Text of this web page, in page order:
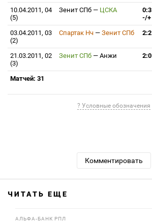
10.04.2011, 04
(5)
Зенит СПб — ЦСКА
0:3
-/+
03.04.2011, 03
(2)
Спартак Нч — Зенит СПб 2:2
21.03.2011, 02
(3)
Зенит СПб — Анжи 2:0
Матчей: 31
? Условные обозначения
Комментировать
ЧИТАТЬ ЕЩЕ
АЛЬФА-БАНК РПЛ